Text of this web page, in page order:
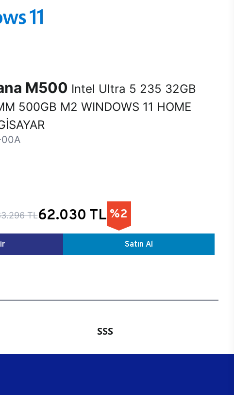
M500 Intel Ultra 5 235 32GB
500GB M2 WINDOWS 11 HOME
TL62.030 TL %2
Satın Al
SSS